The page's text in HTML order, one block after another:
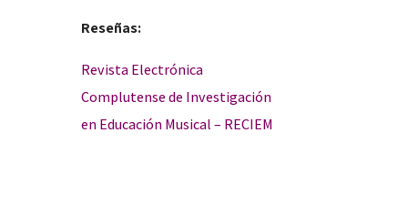
Reseñas:
Revista Electrónica
Complutense de Investigación
en Educación Musical – RECIEM